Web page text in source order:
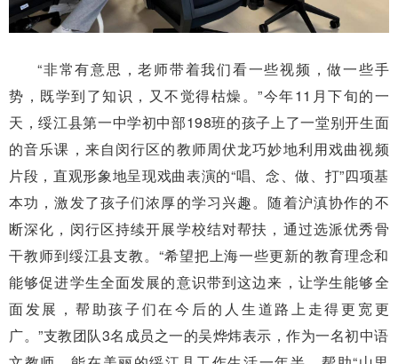
“非常有意思，老师带着我们看一些视频，做一些手
势，既学到了知识，又不觉得枯燥。”今年11月下旬的一
天，绥江县第一中学初中部198班的孩子上了一堂别开生面
的音乐课，来自闵行区的教师周伏龙巧妙地利用戏曲视频
片段，直观形象地呈现戏曲表演的“唱、念、做、打”四项基
本功，激发了孩子们浓厚的学习兴趣。随着沪滇协作的不
断深化，闵行区持续开展学校结对帮扶，通过选派优秀骨
干教师到绥江县支教。“希望把上海一些更新的教育理念和
能够促进学生全面发展的意识带到这边来，让学生能够全
面发展，帮助孩子们在今后的人生道路上走得更宽更
广。”支教团队3名成员之一的吴烨炜表示，作为一名初中语